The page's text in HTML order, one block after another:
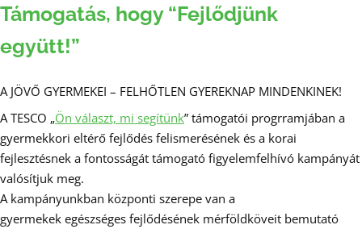
Támogatás, hogy “Fejlődjünk
együtt!”
A JÖVŐ GYERMEKEI – FELHŐTLEN GYEREKNAP MINDENKINEK!
A TESCO „Ön választ, mi segítünk” támogatói progrramjában a
gyermekkori eltérő fejlődés felismerésének és a korai
fejlesztésnek a fontosságát támogató figyelemfelhívó kampányát
valósítjuk meg.
A kampányunkban központi szerepe van a
gyermekek egészséges fejlődésének mérföldköveit bemutató